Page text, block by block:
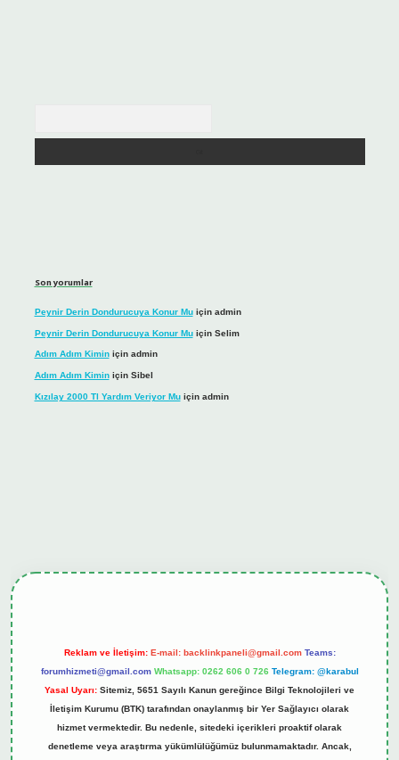
Son yorumlar
Peynir Derin Dondurucuya Konur Muiçin admin
Peynir Derin Dondurucuya Konur Muiçin Selim
Adım Adım Kiminiçin admin
Adım Adım Kiminiçin Sibel
Kızılay 2000 Tl Yardım Veriyor Muiçin admin
Reklam ve İletişim: E-mail: backlinkpaneli@gmail.com Teams:
forumhizmeti@gmail.com Whatsapp: 0262 606 0 726 Telegram: @karabul
Yasal Uyarı: Sitemiz, 5651 Sayılı Kanun gereğince Bilgi Teknolojileri ve
İletişim Kurumu (BTK) tarafından onaylanmış bir Yer Sağlayıcı olarak
hizmet vermektedir. Bu nedenle, sitedeki içerikleri proaktif olarak
denetleme veya araştırma yükümlülüğümüz bulunmamaktadır. Ancak,